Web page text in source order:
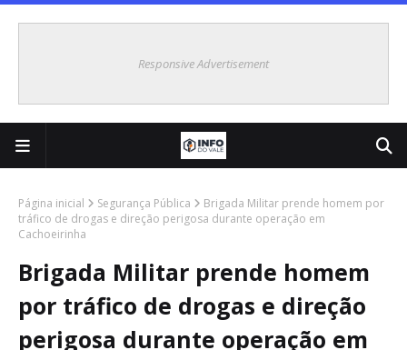
Responsive Advertisement
Página inicial Segurança Pública
Brigada Militar prende homem por
tráfico de drogas e direção perigosa durante operação em
Cachoeirinha
Brigada Militar prende homem
por tráfico de drogas e direção
perigosa durante operação em